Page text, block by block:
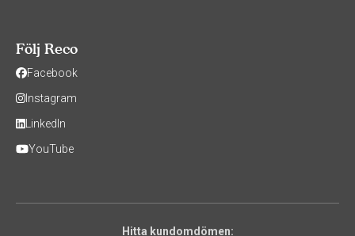
Följ Reco
Facebook
Instagram
LinkedIn
YouTube
Hitta kundomdömen: